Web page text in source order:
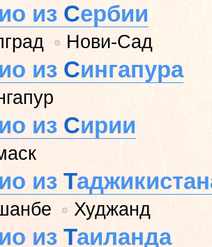
из Сербии
• Нови-Сад
из Сингапура
из Сирии
из Т
• Худжанд
из Таиланда